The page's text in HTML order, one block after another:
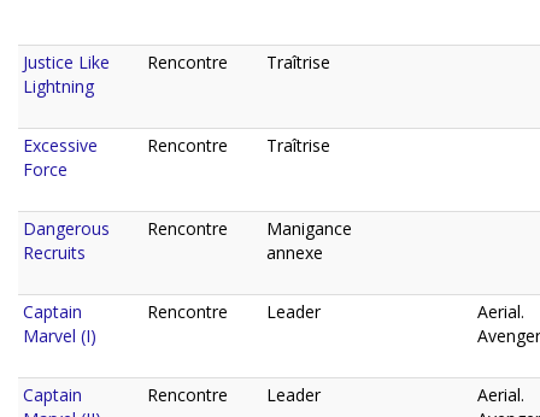
Justice Like
Lightning
Rencontre Traîtrise
Excessive
Force
Rencontre Traîtrise
Dangerous
Recruits
Rencontre
Manigance
annexe
Captain
Marvel (I)
Rencontre Leader
Aerial.
Captain
Rencontre Leader
Aerial.